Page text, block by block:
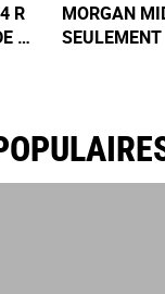
R
LA
MORGAN